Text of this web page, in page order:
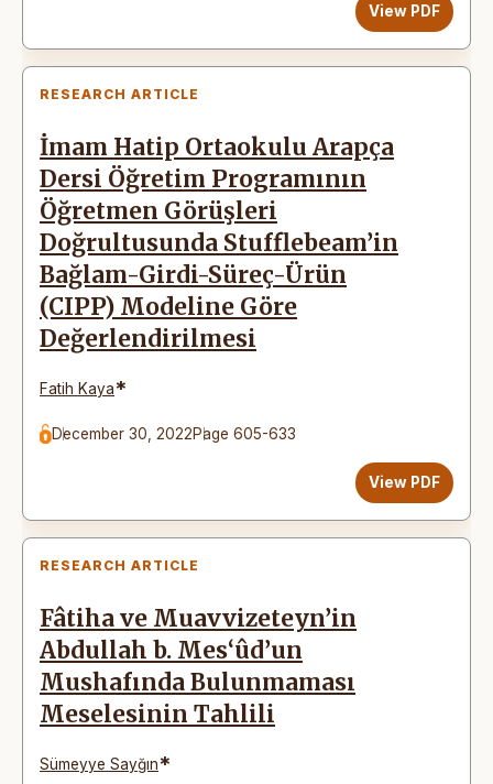
View PDF
RESEARCH ARTICLE
İmam Hatip Ortaokulu Arapça
Dersi Öğretim Programının
Öğretmen Görüşleri
Doğrultusunda Stufflebeam’in
Bağlam-Girdi-Süreç-Ürün
(CIPP) Modeline Göre
Değerlendirilmesi
Fatih Kaya*
December 30, 2022Page 605-633
View PDF
RESEARCH ARTICLE
Fâtiha ve Muavvizeteyn’in
Abdullah b. Mes‘ûd’un
Mushafında Bulunmaması
Meselesinin Tahlili
Sümeyye Sayğın*